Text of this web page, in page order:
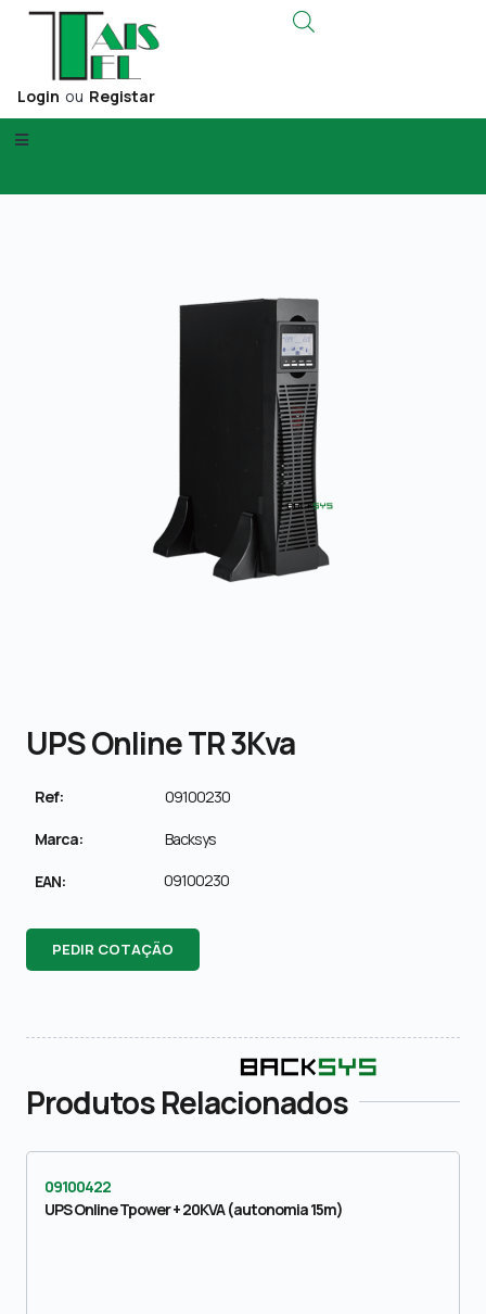
Login ou Registar
UPS Online TR 3Kva
Ref: 09100230
Marca: Backsys
EAN: 09100230
PEDIR COTAÇÃO
Produtos Relacionados
09100422
UPS Online Tpower + 20KVA (autonomia 15m)